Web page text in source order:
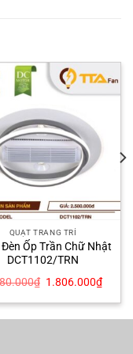
QUẠT TRANG TRÍ
Ốp Trần Chữ Nhật
DCT1102/TRN
₫ Giá
là:
1.806.000₫Giá
hiện
tại